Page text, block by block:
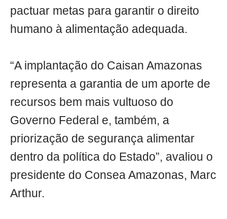
pactuar metas para garantir o direito
humano à alimentação adequada.
“A implantação do Caisan Amazonas
representa a garantia de um aporte de
recursos bem mais vultuoso do
Governo Federal e, também, a
priorização de segurança alimentar
dentro da política do Estado”, avaliou o
presidente do Consea Amazonas, Marc
Arthur.